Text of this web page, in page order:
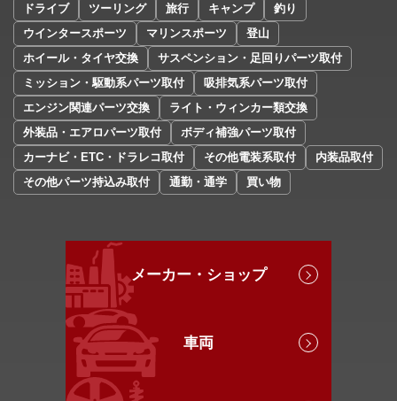
ドライブ
ツーリング 旅行 キャンプ
釣り
ウインタースポーツ
マリンスポーツ
登山
ホイール・タイヤ交換
サスペンション・足回りパーツ取付
ミッション・駆動系パーツ取付
吸排気系パーツ取付
エンジン関連パーツ交換
ライト・ウィンカー類交換
外装品・エアロパーツ取付
ボディ補強パーツ取付
カーナビ・ETC・ドラレコ取付
その他電装系取付
内装品取付
その他パーツ持込み取付
通勤・通学 買い物
メーカー・ショップ
車両